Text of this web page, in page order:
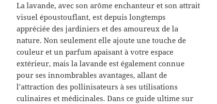
La lavande, avec son arôme enchanteur et son attrait
visuel époustouflant, est depuis longtemps
appréciée des jardiniers et des amoureux de la
nature. Non seulement elle ajoute une touche de
couleur et un parfum apaisant à votre espace
extérieur, mais la lavande est également connue
pour ses innombrables avantages, allant de
l’attraction des pollinisateurs à ses utilisations
culinaires et médicinales. Dans ce guide ultime sur